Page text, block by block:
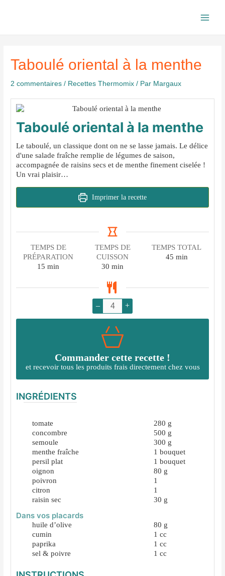
Taboulé oriental à la menthe
2 commentaires / Recettes Thermomix / Par Margaux
Taboulé oriental à la menthe
Le taboulé, un classique dont on ne se lasse jamais. Le délice
d'une salade fraîche remplie de légumes de saison,
accompagnée de raisins secs et de menthe finement ciselée !
Un vrai plaisir…
Imprimer la recette
TEMPS DE
PRÉPARATION
15 minutes
min
TEMPS DE
CUISSON
30 minutes
min
TEMPS TOTAL
45minutes
min
– +
Commander cette recette !
et recevoir tous les produits frais directement chez vous
INGRÉDIENTS
tomate 280 g
concombre
500 g
semoule
300 g
menthe fraîche
1 bouquet
persil plat
1 bouquet
oignon
80 g
poivron
1
citron
1
raisin sec
30 g
Dans vos placards
huile d’olive 80 g
cumin
1 cc
paprika
1 cc
sel & poivre
1 cc